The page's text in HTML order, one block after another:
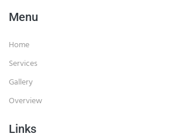
Menu
Home
Services
Gallery
Overview
Links